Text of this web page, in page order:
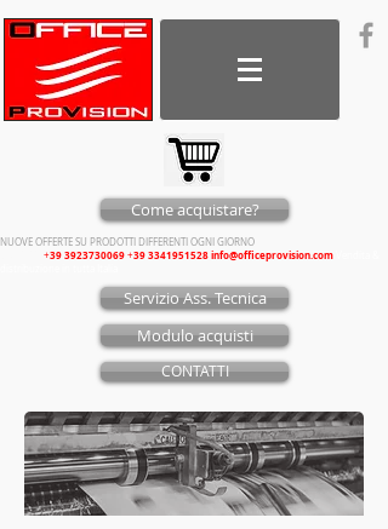
Come acquistare?
NUOVE OFFERTE SU PRODOTTI DIFFERENTI OGNI GIORNO
+39 3923730069 +39 3341951528info@officeprovision.com
Servizio Ass. Tecnica
Modulo acquisti
CONTATTI